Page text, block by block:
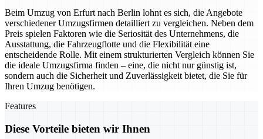
Beim Umzug von Erfurt nach Berlin lohnt es sich, die Angebote
verschiedener Umzugsfirmen detailliert zu vergleichen. Neben dem
Preis spielen Faktoren wie die Seriosität des Unternehmens, die
Ausstattung, die Fahrzeugflotte und die Flexibilität eine
entscheidende Rolle. Mit einem strukturierten Vergleich können Sie
die ideale Umzugsfirma finden – eine, die nicht nur günstig ist,
sondern auch die Sicherheit und Zuverlässigkeit bietet, die Sie für
Ihren Umzug benötigen.
Features
Diese Vorteile bieten wir Ihnen